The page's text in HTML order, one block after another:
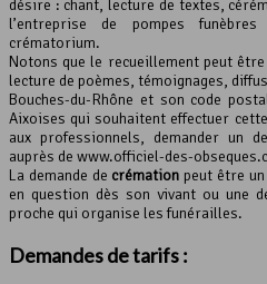
désire : chant, lecture de textes,
l’entreprise de pompes
crématorium.
Notons que le recueillement peut
lecture de poèmes, témoignages,
Bouches-du-Rhône et son code
Aixoises qui souhaitent effectuer
aux professionnels, demander un
auprès de www.officiel-des-
La demande de crémation peut être
en question dès son vivant ou une
proche qui organise les funérailles.
Demandes de tarifs :